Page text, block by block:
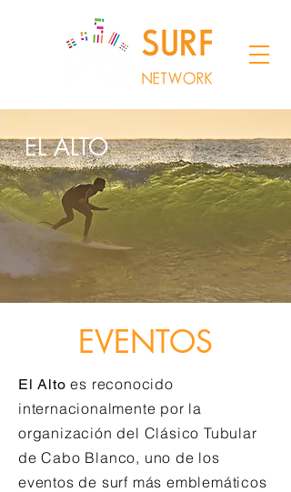
EL ALTO
EVENTOS
El Alto es reconocido
internacionalmente por la
organización del Clásico Tubular
de Cabo Blanco, uno de los
eventos de surf más emblemáticos